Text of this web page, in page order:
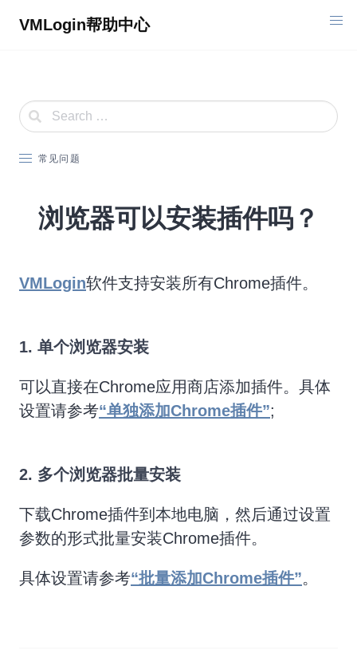
VMLogin帮助中心
常见问题
浏览器可以安装插件吗？
VMLogin软件支持安装所有Chrome插件。
1. 单个浏览器安装
可以直接在Chrome应用商店添加插件。具体
设置请参考“单独添加Chrome插件”;
2. 多个浏览器批量安装
下载Chrome插件到本地电脑，然后通过设置
参数的形式批量安装Chrome插件。
具体设置请参考“批量添加Chrome插件”。